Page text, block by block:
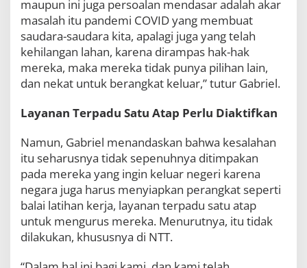
maupun ini juga persoalan mendasar adalah akar
masalah itu pandemi COVID yang membuat
saudara-saudara kita, apalagi juga yang telah
kehilangan lahan, karena dirampas hak-hak
mereka, maka mereka tidak punya pilihan lain,
dan nekat untuk berangkat keluar,” tutur Gabriel.
Layanan Terpadu Satu Atap Perlu Diaktifkan
Namun, Gabriel menandaskan bahwa kesalahan
itu seharusnya tidak sepenuhnya ditimpakan
pada mereka yang ingin keluar negeri karena
negara juga harus menyiapkan perangkat seperti
balai latihan kerja, layanan terpadu satu atap
untuk mengurus mereka. Menurutnya, itu tidak
dilakukan, khususnya di NTT.